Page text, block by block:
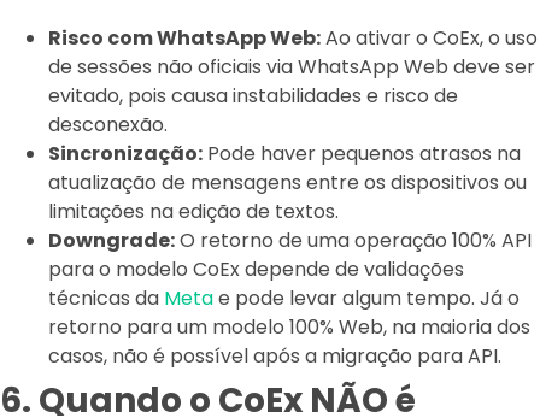
Risco com WhatsApp Web:Ao ativar o CoEx, o uso
de sessões não oficiais via WhatsApp Web deve ser
evitado, pois causa instabilidades e risco de
desconexão.
Sincronização: Pode haver pequenos atrasos na
atualização de mensagens entre os dispositivos ou
limitações na edição de textos.
Downgrade:O retorno de uma operação 100% API
para o modelo CoEx depende de validações
técnicas da Metae pode levar algum tempo. Já o
retorno para um modelo 100% Web, na maioria dos
casos, não é possível após a migração para API.
6. Quando o CoEx NÃO é